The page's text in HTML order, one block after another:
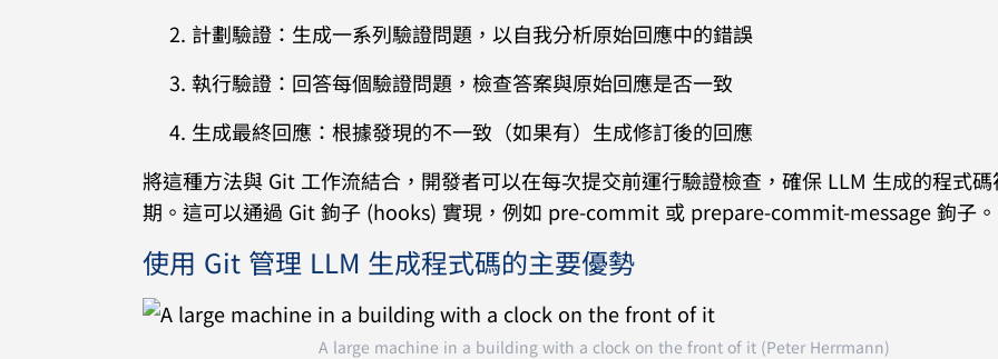
計劃驗證：生成一系列驗證問題，以自我分析原始回應中的錯誤
執行驗證：回答每個驗證問題，檢查答案與原始回應是否一致
生成最終回應：根據發現的不一致（如果有）生成修訂後的回應
將這種方法與 Git 工作流結合，開發者可以在每次提交前運行驗證檢查，確保 LLM 生成的程式
期。這可以通過 Git 鉤子 (hooks) 實現，例如 pre-commit 或 prepare-commit-message 鉤子。
使用 Git 管理 LLM 生成程式碼的主要優勢
A large machine in a building with a clock on the front of it (Peter Herrmann)